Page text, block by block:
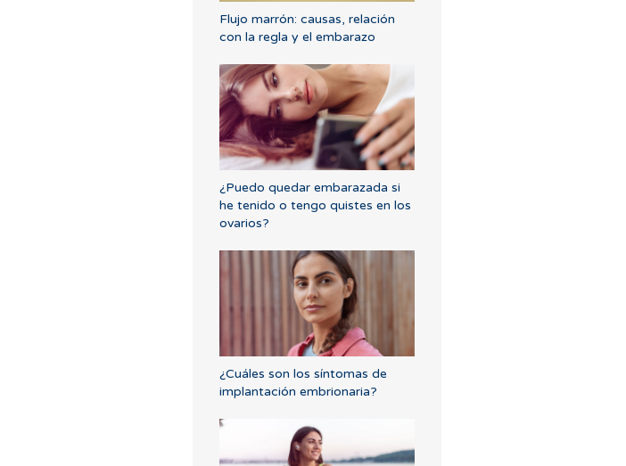
Flujo marrón: causas, relación
con la regla y el embarazo
¿Puedo quedar embarazada si
he tenido o tengo quistes en los
ovarios?
¿Cuáles son los síntomas de
implantación embrionaria?